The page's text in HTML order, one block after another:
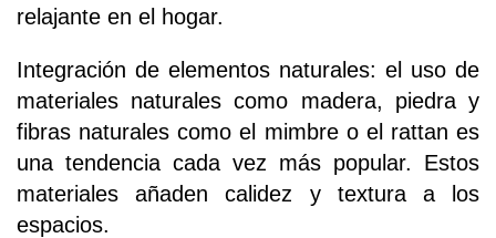
relajante en el hogar.
Integración de elementos naturales: el uso de
materiales naturales como madera, piedra y
fibras naturales como el mimbre o el rattan es
una tendencia cada vez más popular. Estos
materiales añaden calidez y textura a los
espacios.